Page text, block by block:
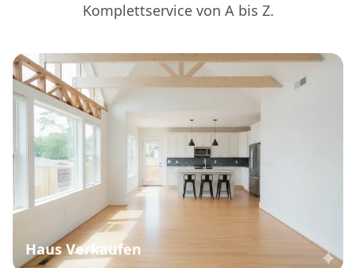
Komplettservice von A bis Z.
Haus Verkaufen